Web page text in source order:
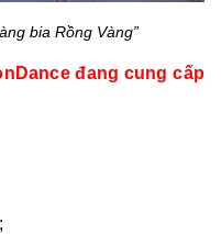
bia Rồng Vàng”
đang cung cấp